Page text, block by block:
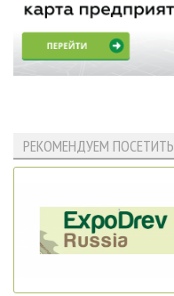
РЕКОМЕНДУЕМ ПОСЕТИТЬ